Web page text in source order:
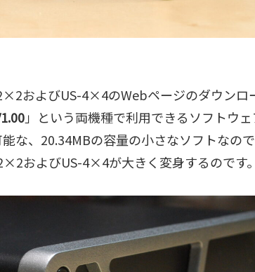
およびUS-4×4のWebページのダウンロ
」という両機種で利用できるソフトウ
な、20.34MBの容量の小さなソフトなの
およびUS-4×4が大きく変身するのです。